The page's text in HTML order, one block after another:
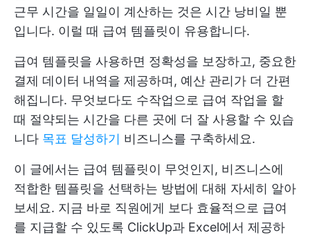
근무 시간을 일일이 계산하는 것은 시간 낭비일 뿐
입니다. 이럴 때 급여 템플릿이 유용합니다.
급여 템플릿을 사용하면 정확성을 보장하고, 중요한
결제 데이터 내역을 제공하며, 예산 관리가 더 간편
해집니다. 무엇보다도 수작업으로 급여 작업을 할
때 절약되는 시간을 다른 곳에 더 잘 사용할 수 있습
니다 목표 달성하기 비즈니스를 구축하세요.
이 글에서는 급여 템플릿이 무엇인지, 비즈니스에
적합한 템플릿을 선택하는 방법에 대해 자세히 알아
보세요. 지금 바로 직원에게 보다 효율적으로 급여
를 지급할 수 있도록 ClickUp과 Excel에서 제공하